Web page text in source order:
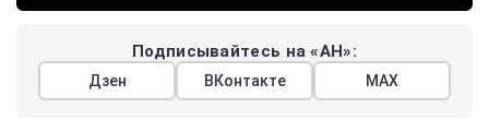
Подписывайтесь на «АН»:
Дзен ВКонтакте МАХ